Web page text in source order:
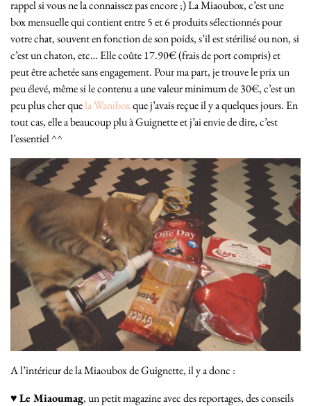
rappel si vous ne la connaissez pas encore ;) La Miaoubox, c’est une
box mensuelle qui contient entre 5 et 6 produits sélectionnés pour
votre chat, souvent en fonction de son poids, s’il est stérilisé ou non, si
c’est un chaton, etc… Elle coûte 17.90€ (frais de port compris) et
peut être achetée sans engagement. Pour ma part, je trouve le prix un
peu élevé, même si le contenu a une valeur minimum de 30€, c’est un
peu plus cher quela Waniboxque j’avais reçue il y a quelques jours. En
tout cas, elle a beaucoup plu à Guignette et j’ai envie de dire, c’est
l’essentiel ^^
A l’intérieur de la Miaoubox de Guignette, il y a donc :
♥Le Miaoumag, un petit magazine avec des reportages, des conseils